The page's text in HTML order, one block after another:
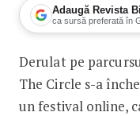
Adaugă Revista
ca sursă preferată în
Rezultatele
Derulat pe
The Circle s-a
un festival online,